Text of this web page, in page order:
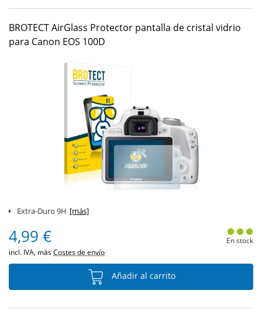
BROTECT AirGlass Protector pantalla de cristal vidrio
para Canon EOS 100D
Extra-Duro 9H [más]
4,99 €
incl. IVA, másCostes de envío
En stock
Añadir al carrito